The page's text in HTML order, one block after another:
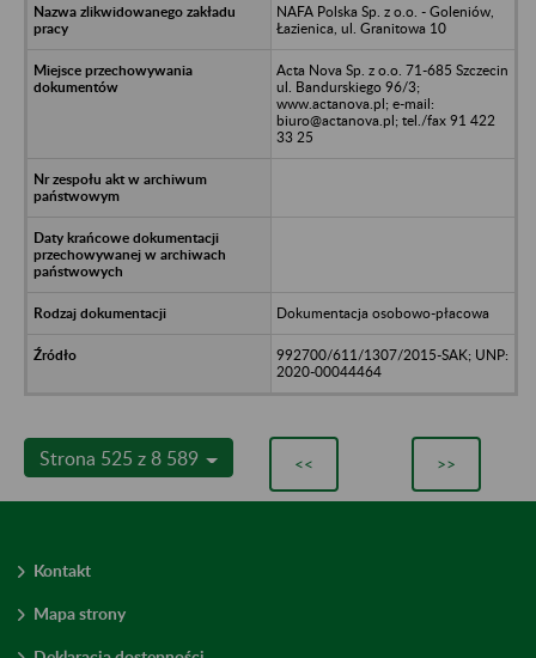
NAFA Polska Sp. z o.o. - Goleniów,
Łazienica, ul. Granitowa 10
Acta Nova Sp. z o.o. 71-685 Szczecin
ul. Bandurskiego 96/3;
www.actanova.pl; e-mail:
biuro@actanova.pl; tel./fax 91 422
33 25
Dokumentacja osobowo-płacowa
992700/611/1307/2015-SAK; UNP:
2020-00044464
Strona 525 z 8 589 << >>
Kontakt
Mapa strony